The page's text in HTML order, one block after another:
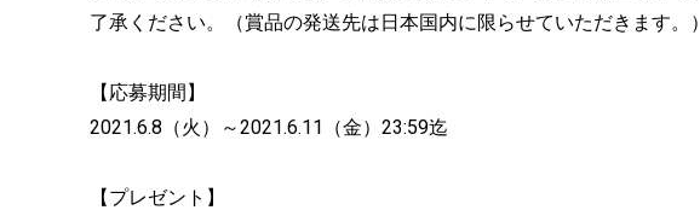
了承ください。（賞品の発送先は日本国内に限らせていただきます。）
【応募期間】
2021.6.8（火）～2021.6.11（金）23:59迄
【プレゼント】